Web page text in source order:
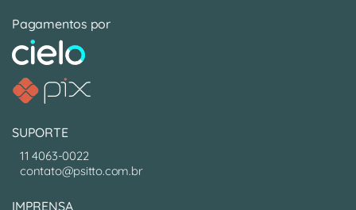
Pagamentos por
SUPORTE
11 4063-0022
contato@psitto.com.br
IMPRENSA